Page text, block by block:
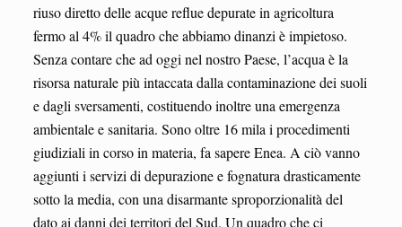
riuso diretto delle acque reflue depurate in agricoltura
fermo al 4% il quadro che abbiamo dinanzi è impietoso.
Senza contare che ad oggi nel nostro Paese, l’acqua è la
risorsa naturale più intaccata dalla contaminazione dei suoli
e dagli sversamenti, costituendo inoltre una emergenza
ambientale e sanitaria. Sono oltre 16 mila i procedimenti
giudiziali in corso in materia, fa sapere Enea. A ciò vanno
aggiunti i servizi di depurazione e fognatura drasticamente
sotto la media, con una disarmante sproporzionalità del
dato ai danni dei territori del Sud. Un quadro che ci